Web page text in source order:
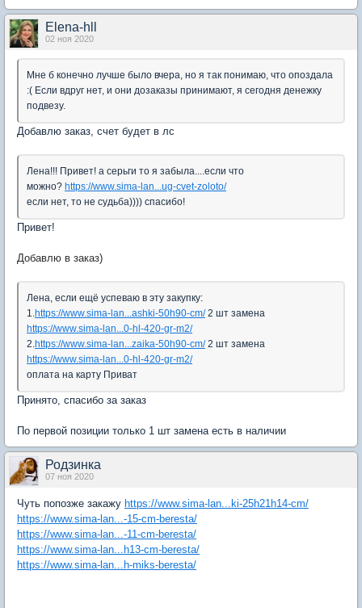
Elena-hll
02 ноя 2020
Мне б конечно лучше было вчера, но я так понимаю, что опоздала
:( Если вдруг нет, и они дозаказы принимают, я сегодня денежку
подвезу.
Добавлю заказ, счет будет в лс
Лена!!! Привет! а серьги то я забыла....если что
можно? https://www.sima-lan...ug-cvet-zoloto/
если нет, то не судьба)))) спасибо!
Привет!
Добавлю в заказ)
Лена, если ещё успеваю в эту закупку:
1.https://www.sima-lan...ashki-50h90-cm/2 шт замена
https://www.sima-lan...0-hl-420-gr-m2/
2.https://www.sima-lan...zaika-50h90-cm/2 шт замена
https://www.sima-lan...0-hl-420-gr-m2/
оплата на карту Приват
Принято, спасибо за заказ
По первой позиции только 1 шт замена есть в наличии
Родзинка
07 ноя 2020
Чуть попозже закажу https://www.sima-lan...ki-25h21h14-cm/
https://www.sima-lan...-15-cm-beresta/
https://www.sima-lan...-11-cm-beresta/
https://www.sima-lan...h13-cm-beresta/
https://www.sima-lan...h-miks-beresta/